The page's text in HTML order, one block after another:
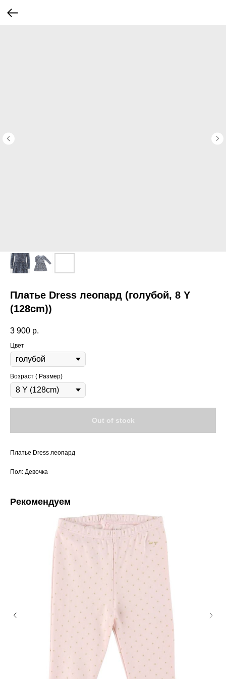
Платье Dress леопард (голубой, 8 Y
(128cm))
3 900 р.
Цвет
Возраст ( Размер)
Out of stock
Платье Dress леопард
Пол: Девочка
Рекомендуем